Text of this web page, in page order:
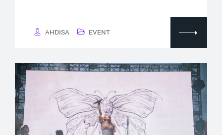
AHDISA EVENT